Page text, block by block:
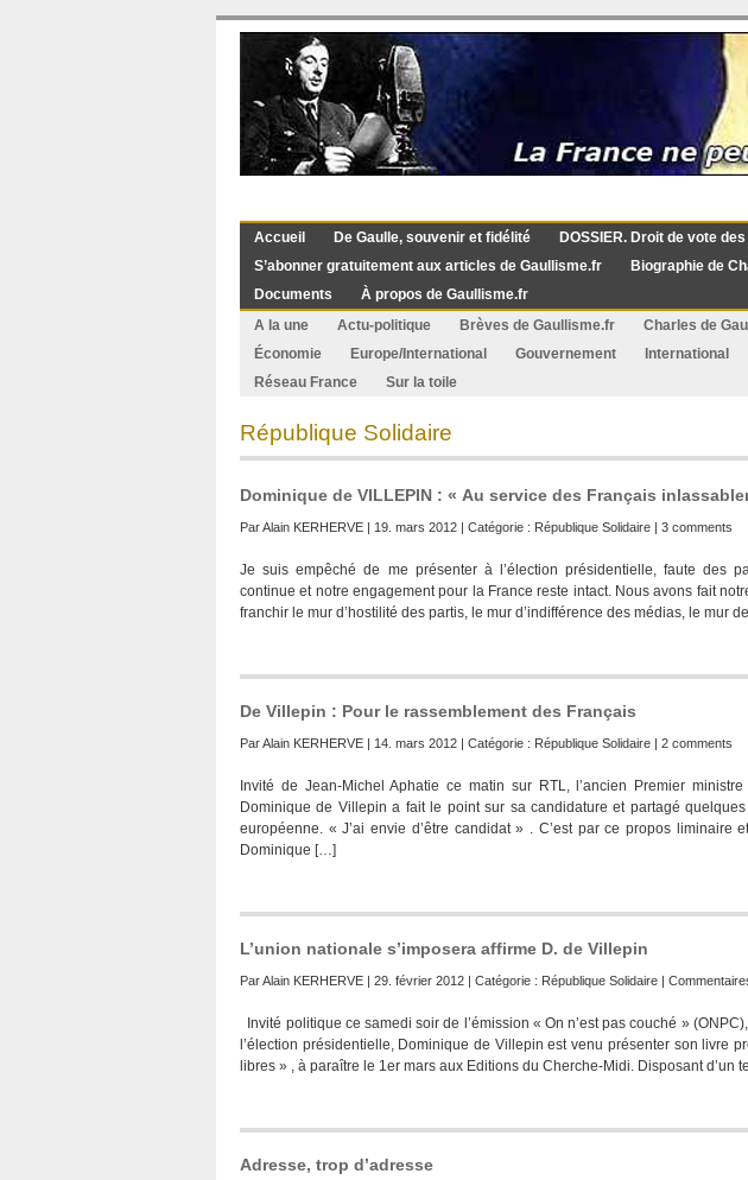
Accueil De Gaulle, souvenir et fidélité DOSSIER. Droit de vote
S’abonner gratuitement aux articles de Gaullisme.fr
Biographie de
Documents
À propos de Gaullisme.fr
A la une
Actu-politique Brèves de Gaullisme.fr Charles de
Économie
Europe/International Gouvernement International
Réseau France
Sur la toile
République Solidaire
Dominique de VILLEPIN : « Au service des Français
ParAlain KERHERVE | 19. mars 2012 | Catégorie : République Solidaire | 3 comments
Je suis empêché de me présenter à l’élection présidentielle, faute des
continue et notre engagement pour la France reste intact. Nous avons fait
franchir le mur d’hostilité des partis, le mur d’indifférence des médias, le mur
De Villepin : Pour le rassemblement des Français
ParAlain KERHERVE | 14. mars 2012 | Catégorie : République Solidaire | 2 comments
Invité de Jean-Michel Aphatie ce matin sur RTL, l’ancien Premier
Dominique de Villepin a fait le point sur sa candidature et partagé
européenne. « J’ai envie d’être candidat » . C’est par ce propos liminaire
Dominique […]
L’union nationale s’imposera affirme D. de Villepin
ParAlain KERHERVE | 29. février 2012 | Catégorie : République Solidaire |
Invité politique ce samedi soir de l’émission « On n’est pas couché »
l’élection présidentielle, Dominique de Villepin est venu présenter son livre
libres » , à paraître le 1er mars aux Editions du Cherche-Midi. Disposant d’un
Adresse, trop d’adresse